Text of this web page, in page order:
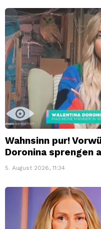
Wahnsinn pur!
Doronina sprengen
5. August 2026, 11:34